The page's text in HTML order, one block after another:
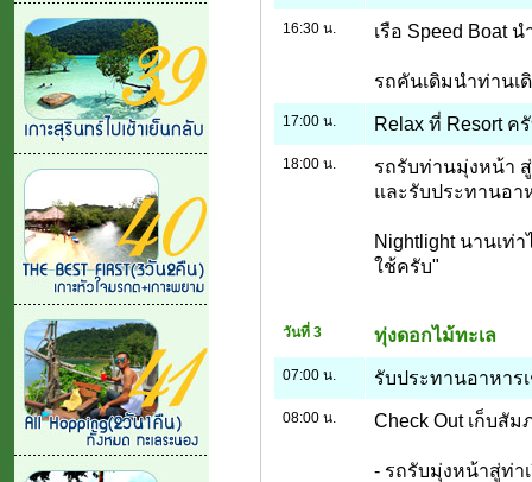
16:30 น. เรือ Speed Boat
รถคันเดิมนำท่านเ
17:00 น. Relax ที่ Resort ค
18:00 น.
รถรับท่านมุ่งหน้า
และรับประทานอา
Nightlight นานเท่
ใช้ครับ"
วันที่ 3 ทุ่งดอกไม้ทะเล
07:00 น. รับประทานอาหาร
08:00 น. Check Out เก็บสั
- รถรับมุ่งหน้าสู่ท่า